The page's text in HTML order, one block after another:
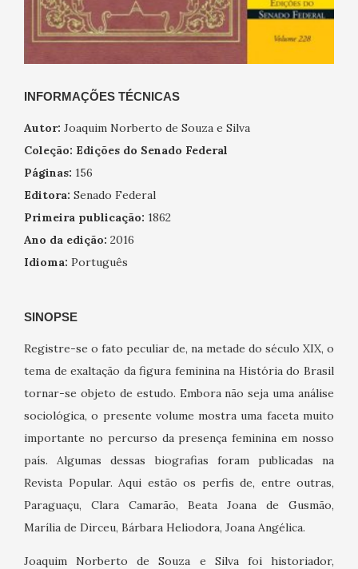
INFORMAÇÕES TÉCNICAS
Autor: Joaquim Norberto de Souza e Silva
Coleção: Edições do Senado Federal
Páginas: 156
Editora: Senado Federal
Primeira publicação: 1862
Ano da edição: 2016
Idioma: Português
SINOPSE
Registre-se o fato peculiar de, na metade do século XIX, o
tema de exaltação da figura feminina na História do Brasil
tornar-se objeto de estudo. Embora não seja uma análise
sociológica, o presente volume mostra uma faceta muito
importante no percurso da presença feminina em nosso
país. Algumas dessas biografias foram publicadas na
Revista Popular. Aqui estão os perfis de, entre outras,
Paraguaçu, Clara Camarão, Beata Joana de Gusmão,
Marília de Dirceu, Bárbara Heliodora, Joana Angélica.
Joaquim Norberto de Souza e Silva foi historiador,